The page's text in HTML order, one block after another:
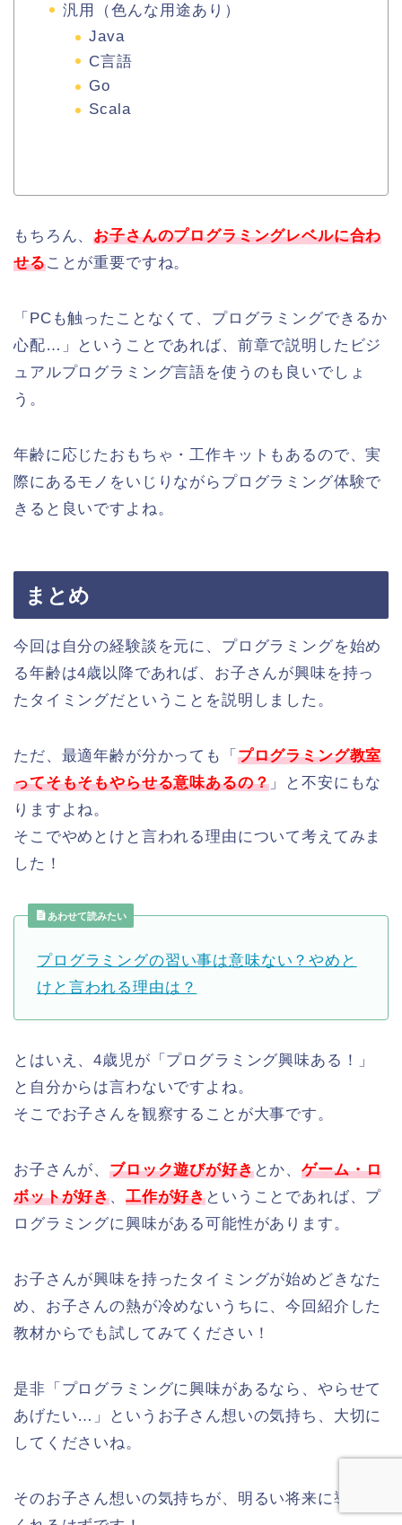
汎用（色んな用途あり）
Java
C言語
Go
Scala
もちろん、お子さんのプログラミングレベルに合わ
せることが重要ですね。
「PCも触ったことなくて、プログラミングできるか
心配…」ということであれば、前章で説明したビジ
ュアルプログラミング言語を使うのも良いでしょ
う。
年齢に応じたおもちゃ・工作キットもあるので、実
際にあるモノをいじりながらプログラミング体験で
きると良いですよね。
まとめ
今回は自分の経験談を元に、プログラミングを始め
る年齢は4歳以降であれば、お子さんが興味を持っ
たタイミングだということを説明しました。
ただ、最適年齢が分かっても「 プログラミング教室
ってそもそもやらせる意味あるの？ 」と不安にもな
りますよね。
そこでやめとけと言われる理由について考えてみま
した！
あわせて読みたい
プログラミングの習い事は意味ない？やめと
けと言われる理由は？
とはいえ、4歳児が「プログラミング興味ある！」
と自分からは言わないですよね。
そこでお子さんを観察することが大事です。
お子さんが、ブロック遊びが好きとか、ゲーム・ロ
ボットが好き、 工作が好きということであれば、プ
ログラミングに興味がある可能性があります。
お子さんが興味を持ったタイミングが始めどきなた
め、お子さんの熱が冷めないうちに、今回紹介した
教材からでも試してみてください！
是非「プログラミングに興味があるなら、やらせて
あげたい…」というお子さん想いの気持ち、大切に
してくださいね。
そのお子さん想いの気持ちが、明るい将来に導いて